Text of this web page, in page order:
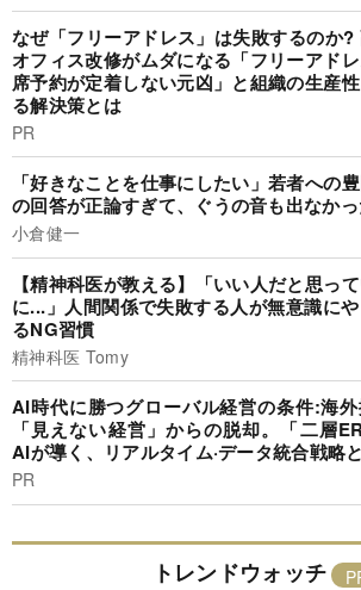
なぜ「フリーアドレス」は失敗するのか?
オフィス改修がムダになる「フリーアド
席予約が定着しない元凶」と組織の生産
る解決策とは
PR
「好きなことを仕事にしたい」若者への
の回答が正論すぎて、ぐうの音も出なか
小倉健一
【精神科医が教える】「いい人だと思っ
に...」人間関係で失敗する人が無意識に
るNG習慣
精神科医 Tomy
AI時代に勝つグローバル経営の条件:海
「見えない経営」からの脱却。「二層
AIが導く、リアルタイム·データ統合戦略
PR
トレンドウォッチ